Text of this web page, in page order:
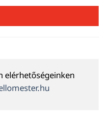
elérhetőségeinken